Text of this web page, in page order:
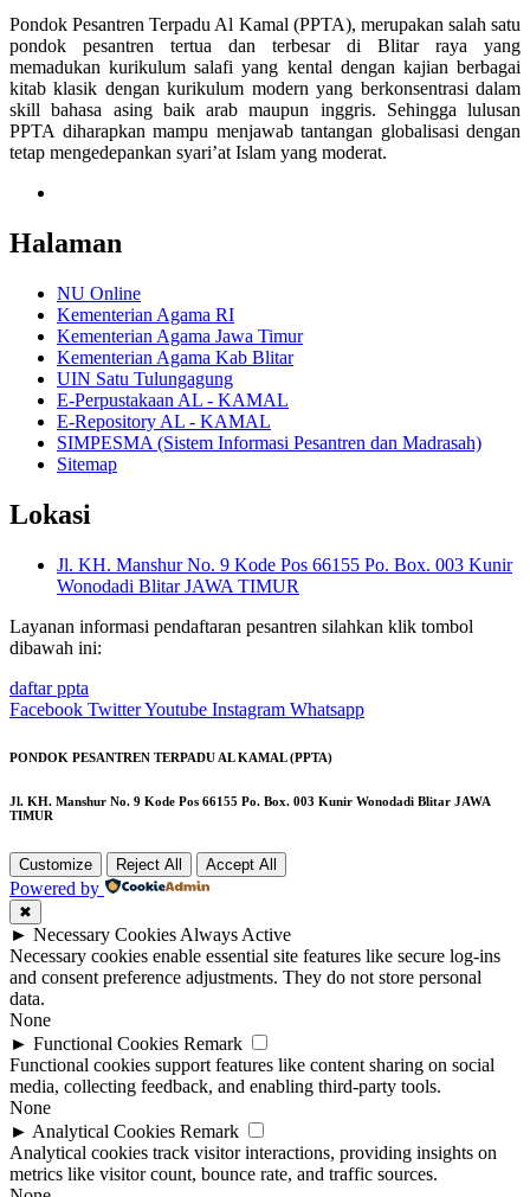
Pondok Pesantren Terpadu Al Kamal (PPTA), merupakan salah satu
pondok pesantren tertua dan terbesar di Blitar raya yang
memadukan kurikulum salafi yang kental dengan kajian berbagai
kitab klasik dengan kurikulum modern yang berkonsentrasi dalam
skill bahasa asing baik arab maupun inggris. Sehingga lulusan
PPTA diharapkan mampu menjawab tantangan globalisasi dengan
tetap mengedepankan syari’at Islam yang moderat.
Halaman
NU Online
Kementerian Agama RI
Kementerian Agama Jawa Timur
Kementerian Agama Kab Blitar
UIN Satu Tulungagung
E-Perpustakaan AL - KAMAL
E-Repository AL - KAMAL
SIMPESMA (Sistem Informasi Pesantren dan Madrasah)
Sitemap
Lokasi
Jl. KH. Manshur No. 9 Kode Pos 66155 Po. Box. 003 Kunir
Wonodadi Blitar JAWA TIMUR
Layanan informasi pendaftaran pesantren silahkan klik tombol
dibawah ini:
daftar ppta
Facebook TwitterYoutube Instagram Whatsapp
PONDOK PESANTREN TERPADU AL KAMAL (PPTA)
Jl. KH. Manshur No. 9 Kode Pos 66155 Po. Box. 003 Kunir Wonodadi Blitar JAWA
TIMUR
Customize Reject All Accept All
Powered by
✖
► Necessary Cookies Always Active
Necessary cookies enable essential site features like secure log-ins
and consent preference adjustments. They do not store personal
data.
None
► Functional Cookies Remark
Functional cookies support features like content sharing on social
media, collecting feedback, and enabling third-party tools.
None
► Analytical Cookies Remark
Analytical cookies track visitor interactions, providing insights on
metrics like visitor count, bounce rate, and traffic sources.